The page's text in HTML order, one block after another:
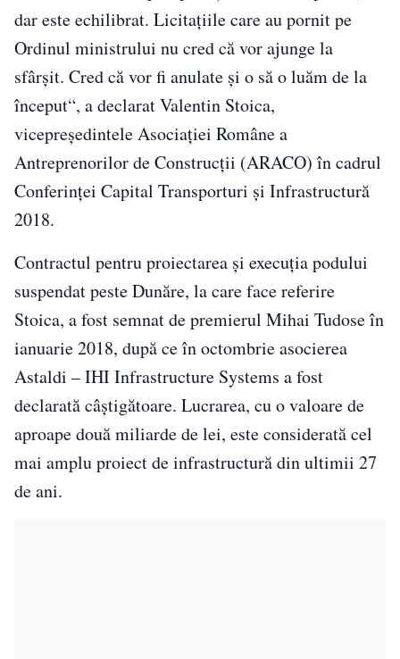
dar este echilibrat. Licitaţiile care au pornit pe
Ordinul ministrului nu cred că vor ajunge la
sfârşit. Cred că vor fi anulate şi o să o luăm de la
început“, a declarat Valentin Stoica,
vicepreşedintele Asociaţiei Române a
Antreprenorilor de Construcţii (ARACO) în cadrul
Conferinţei Capital Transporturi şi Infrastructură
2018.
Contractul pentru proiectarea şi execuţia podului
suspendat peste Dunăre, la care face referire
Stoica, a fost semnat de premierul Mihai Tudose în
ianuarie 2018, după ce în octombrie asocierea
Astaldi – IHI Infrastructure Systems a fost
declarată câştigătoare. Lucrarea, cu o valoare de
aproape două miliarde de lei, este considerată cel
mai amplu proiect de infrastructură din ultimii 27
de ani.